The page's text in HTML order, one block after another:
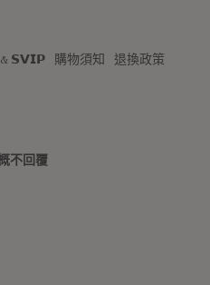
𝗦𝗩𝗜𝗣 購物須知
退換政策
不回覆